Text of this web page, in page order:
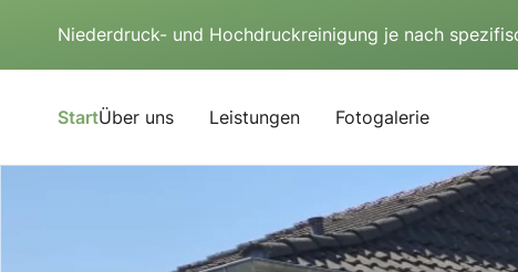
Niederdruck- und Hochdruckreinigung je nach
StartÜber uns Leistungen Fotogalerie